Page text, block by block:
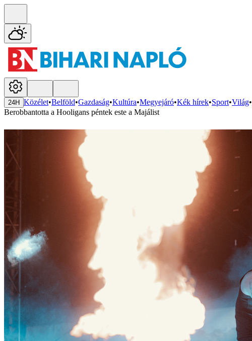
24H Közélet•Belföld•Gazdaság•Kultúra•Megyejáró•Kék hírek•Sport•Világ•
Berobbantotta a Hooligans péntek este a Majálist